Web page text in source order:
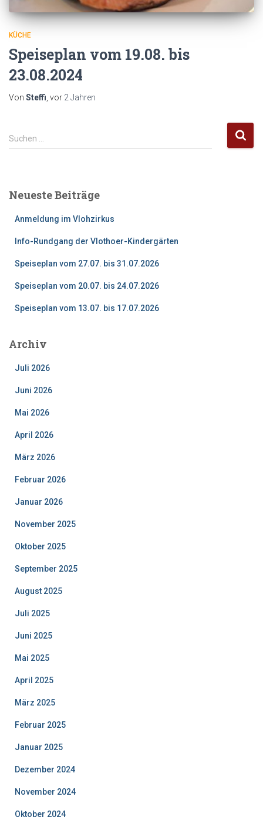
KÜCHE
Speiseplan vom 19.08. bis
23.08.2024
Von Steffi , vor 2 Jahren
S
u
n
Suchen …
Neueste Beiträge
Anmeldung im Vlohzirkus
Info-Rundgang der Vlothoer-Kindergärten
Speiseplan vom 27.07. bis 31.07.2026
Speiseplan vom 20.07. bis 24.07.2026
Speiseplan vom 13.07. bis 17.07.2026
Archiv
Juli 2026
Juni 2026
Mai 2026
April 2026
März 2026
Februar 2026
Januar 2026
November 2025
Oktober 2025
September 2025
August 2025
Juli 2025
Juni 2025
Mai 2025
April 2025
März 2025
Februar 2025
Januar 2025
Dezember 2024
November 2024
Oktober 2024